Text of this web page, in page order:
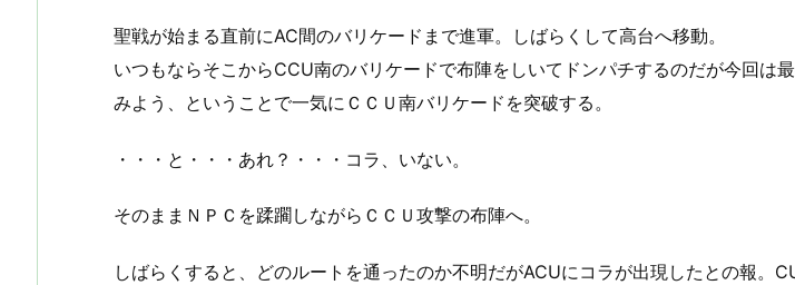
聖戦が始まる直前にAC間のバリケードまで進軍。しばらくして高台へ移動。
いつもならそこからCCU南のバリケードで布陣をしいてドンパチするのだが今回は
みよう、ということで一気にＣＣＵ南バリケードを突破する。
・・・と・・・あれ？・・・コラ、いない。
そのままＮＰＣを蹂躙しながらＣＣＵ攻撃の布陣へ。
しばらくすると、どのルートを通ったのか不明だがACUにコラが出現したとの報。